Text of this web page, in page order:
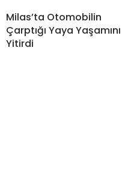
Milas’ta Otomobilin
Çarptığı Yaya Yaşamını
Yitirdi